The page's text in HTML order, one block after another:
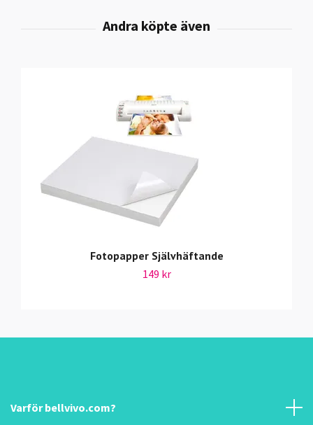
Fotopapper Självhäftande
149 kr
Varför bellvivo.com?